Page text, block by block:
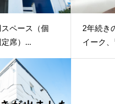
ペース（個
席）...
2年続き
イーク